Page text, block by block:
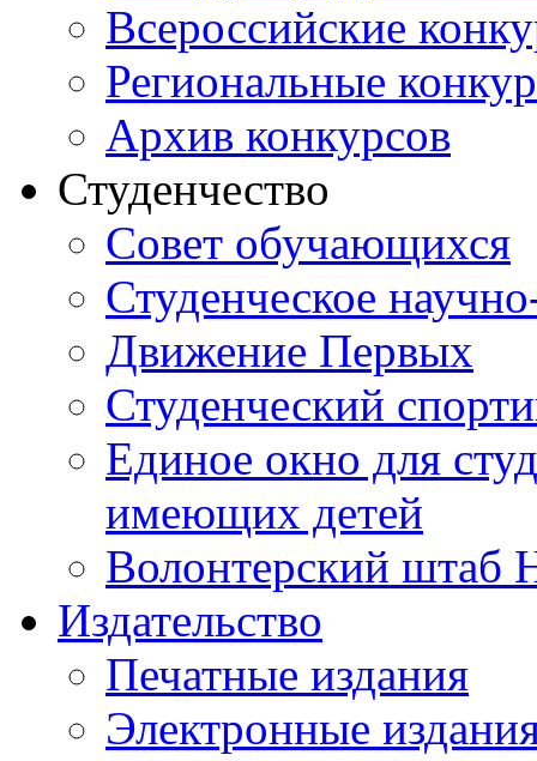
Всероссийские
Региональные
Архив конкурсов
Студенчество
Совет обучающихся
Студенческое
Движение Первых
Студенческий
Единое окно для
имеющих детей
Волонтерский штаб
Издательство
Печатные издания
Электронные